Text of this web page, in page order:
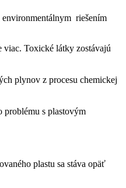
riešením
viac. Toxické látky zostávajú
plynov z procesu chemickej
problému s plastovým
plastu sa stáva opäť